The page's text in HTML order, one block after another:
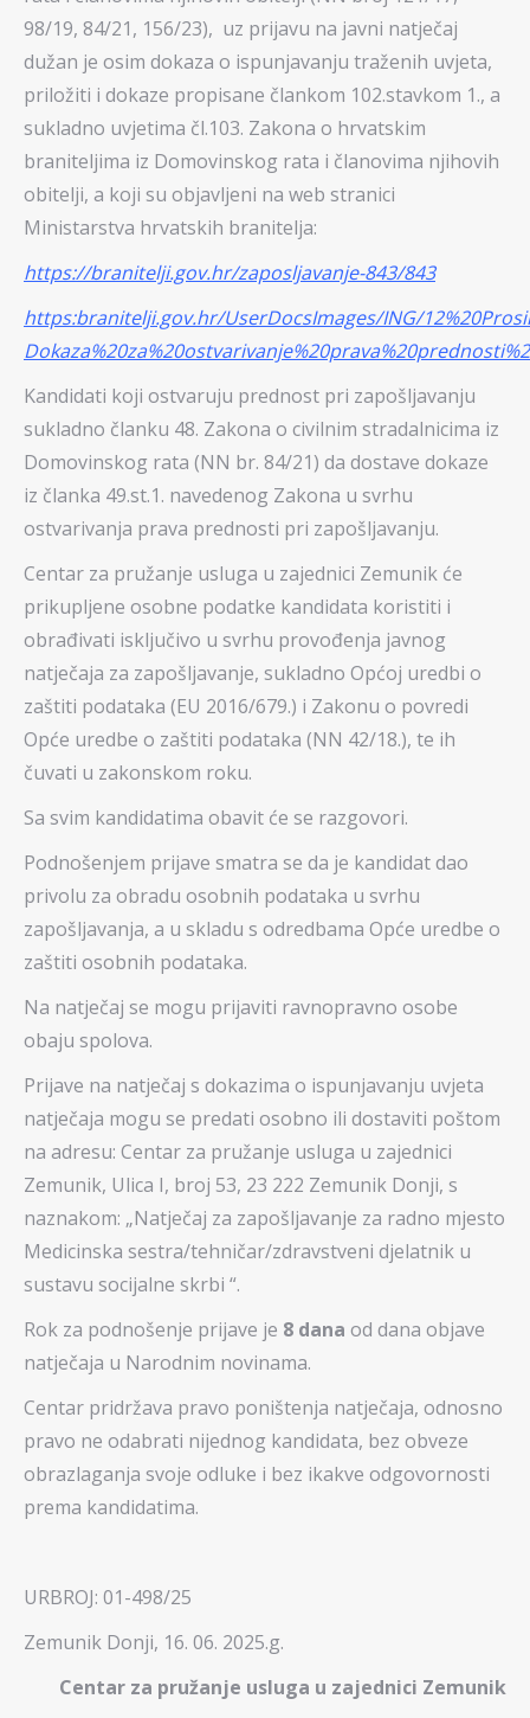
98/19, 84/21, 156/23), uz prijavu na javni natječaj
dužan je osim dokaza o ispunjavanju traženih uvjeta,
priložiti i dokaze propisane člankom 102.stavkom 1., a
sukladno uvjetima čl.103. Zakona o hrvatskim
braniteljima iz Domovinskog rata i članovima njihovih
obitelji, a koji su objavljeni na web stranici
Ministarstva hrvatskih branitelja:
https://branitelji.gov.hr/zaposljavanje-843/843
https:branitelji.gov.hr/UserDocsImages/ING/
Kandidati koji ostvaruju prednost pri zapošljavanju
sukladno članku 48. Zakona o civilnim stradalnicima iz
Domovinskog rata (NN br. 84/21) da dostave dokaze
iz članka 49.st.1. navedenog Zakona u svrhu
ostvarivanja prava prednosti pri zapošljavanju.
Centar za pružanje usluga u zajednici Zemunik će
prikupljene osobne podatke kandidata koristiti i
obrađivati isključivo u svrhu provođenja javnog
natječaja za zapošljavanje, sukladno Općoj uredbi o
zaštiti podataka (EU 2016/679.) i Zakonu o povredi
Opće uredbe o zaštiti podataka (NN 42/18.), te ih
čuvati u zakonskom roku.
Sa svim kandidatima obavit će se razgovori.
Podnošenjem prijave smatra se da je kandidat dao
privolu za obradu osobnih podataka u svrhu
zapošljavanja, a u skladu s odredbama Opće uredbe o
zaštiti osobnih podataka.
Na natječaj se mogu prijaviti ravnopravno osobe
obaju spolova.
Prijave na natječaj s dokazima o ispunjavanju uvjeta
natječaja mogu se predati osobno ili dostaviti poštom
na adresu: Centar za pružanje usluga u zajednici
Zemunik, Ulica I, broj 53, 23 222 Zemunik Donji, s
naznakom: „Natječaj za zapošljavanje za radno mjesto
Medicinska sestra/tehničar/zdravstveni djelatnik u
sustavu socijalne skrbi “.
Rok za podnošenje prijave je 8 dana od dana objave
natječaja u Narodnim novinama.
Centar pridržava pravo poništenja natječaja, odnosno
pravo ne odabrati nijednog kandidata, bez obveze
obrazlaganja svoje odluke i bez ikakve odgovornosti
prema kandidatima.
URBROJ: 01-498/25
Zemunik Donji, 16. 06. 2025.g.
Centar za pružanje usluga u zajednici Zemunik